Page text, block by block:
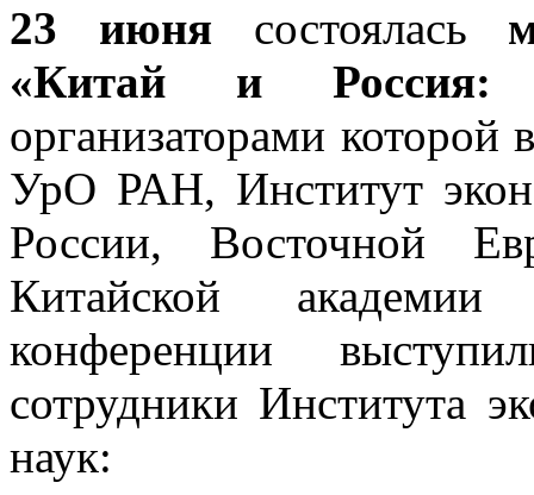
23 июня состоялась
«Китай и Россия:
организаторами
УрО РАН, Институт
России, Восточной
Китайской
конференции
сотрудники Института
наук: